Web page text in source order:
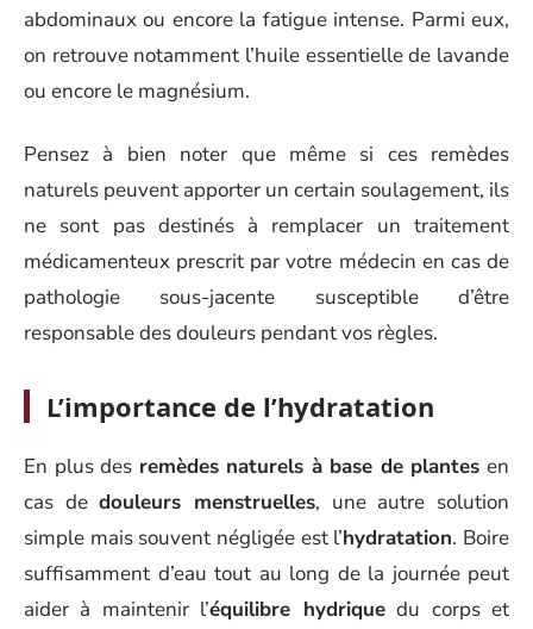
abdominaux ou encore la fatigue intense. Parmi eux,
on retrouve notamment l’huile essentielle de lavande
ou encore le magnésium.
Pensez à bien noter que même si ces remèdes
naturels peuvent apporter un certain soulagement, ils
ne sont pas destinés à remplacer un traitement
médicamenteux prescrit par votre médecin en cas de
pathologie sous-jacente susceptible d’être
responsable des douleurs pendant vos règles.
L’importance de l’hydratation
En plus des remèdes naturels à base de plantes en
cas dedouleurs menstruelles, une autre solution
simple mais souvent négligée est l’hydratation. Boire
suffisamment d’eau tout au long de la journée peut
aider à maintenir l’équilibre hydriquedu corps et